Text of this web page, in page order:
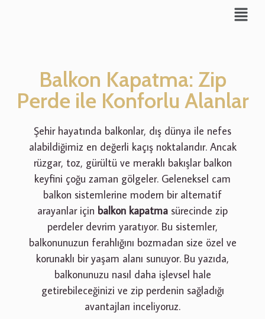
Balkon Kapatma: Zip
Perde ile Konforlu Alanlar
Şehir hayatında balkonlar, dış dünya ile nefes
alabildiğimiz en değerli kaçış noktalarıdır. Ancak
rüzgar, toz, gürültü ve meraklı bakışlar balkon
keyfini çoğu zaman gölgeler. Geleneksel cam
balkon sistemlerine modern bir alternatif
arayanlar için balkon kapatma sürecinde zip
perdeler devrim yaratıyor. Bu sistemler,
balkonunuzun ferahlığını bozmadan size özel ve
korunaklı bir yaşam alanı sunuyor. Bu yazıda,
balkonunuzu nasıl daha işlevsel hale
getirebileceğinizi ve zip perdenin sağladığı
avantajları inceliyoruz.